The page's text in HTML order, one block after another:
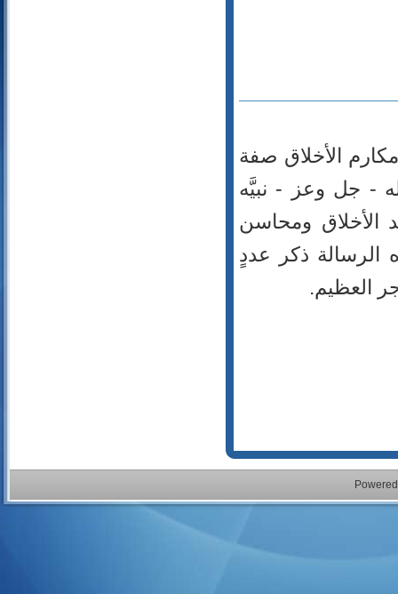
الأخلاق صفة
- جل وعز - نبيَّه
الأخلاق ومحاسن
الرسالة ذكر عددٍ
العظيم.